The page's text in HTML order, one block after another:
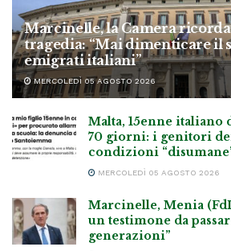
Marcinelle, la Camera
tragedia: “Mai dimenticare il
emigrati italiani”
MERCOLEDÌ 05 AGOSTO 2026
Malta, 15enne italiano
70 giorni: i genitori
condizioni
MERCOLEDÌ 05 AGOSTO 2026
Marcinelle, Menia
un testimone da
generazioni”